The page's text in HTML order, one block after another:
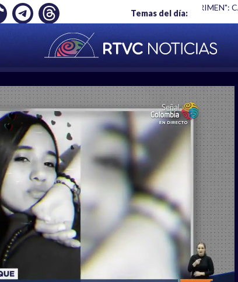
Temas del día:
JP MORGAN "HABLAR NO ES UN CRIMEN":